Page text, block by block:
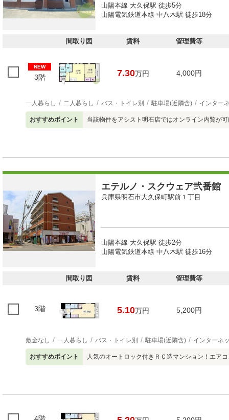
山陽本線 大久保駅 徒歩5分
山陽電気鉄道本線 中八木駅 徒歩18分
間取り図 賃料 管理費等
NEW
3階 7.30万円 4,000円
一人暮らし 二人暮らし バス・トイレ別 駐車場(近隣含) インター
おすすめポイント 当該物件をアシスト明石店ではオンライン内覧が
エテルノ・スクウェア弐番館
兵庫県明石市大久保町駅前１丁目
山陽本線 大久保駅 徒歩2分
山陽電気鉄道本線 中八木駅 徒歩16分
間取り図 賃料 管理費等
3階 5.10万円 5,200円
敷金なし 一人暮らし バス・トイレ別 駐車場(近隣含) インターネ
おすすめポイント 人気のオートロック付きＲＣ造マンション！エア